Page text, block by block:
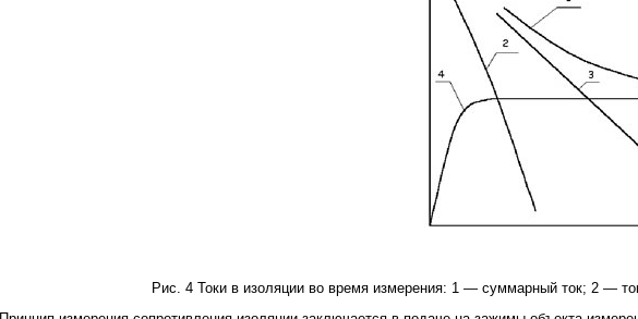
Рис. 4 Токи в изоляции во время измерения: 1 — суммарный ток; 2 —